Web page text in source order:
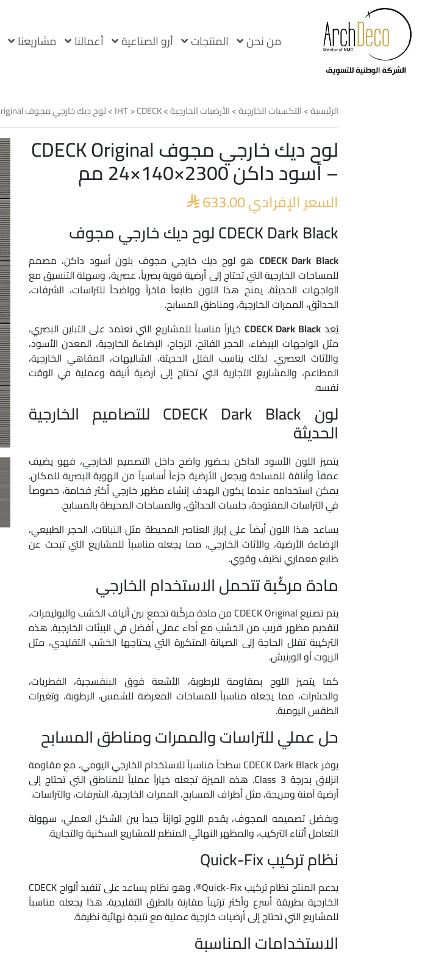
من نحن المنتجات أرو الصناعية أعمالنا مشاريعنا
الرئيسية>التكسيات الخارجية>الأرضيات الخارجية>
IHT>CDECK > لوح ديك خارجي مجوف CDECK Original – أسود داكن 2300×140×24 مم
لوح ديك خارجي مجوف CDECK Original
– أسود داكن 2300×140×24 مم
السعر الإفرادي 633.00
CDECK Dark Black لوح ديك خارجي مجوف
CDECK Dark Black هو لوح ديك خارجي مجوف بلون أسود داكن، مصمم
للمساحات الخارجية التي تحتاج إلى أرضية قوية بصرياً، عصرية، وسهلة التنسيق مع
الواجهات الحديثة. يمنح هذا اللون طابعاً فاخراً وواضحاً للتراسات، الشرفات،
الحدائق، الممرات الخارجية، ومناطق المسابح.
يُعدCDECK Dark Black خياراً مناسباً للمشاريع التي تعتمد على التباين البصري،
مثل الواجهات البيضاء، الحجر الفاتح، الزجاج، الإضاءة الخارجية، المعدن الأسود،
والأثاث العصري. لذلك يناسب الفلل الحديثة، الشاليهات، المقاهي الخارجية،
المطاعم، والمشاريع التجارية التي تحتاج إلى أرضية أنيقة وعملية في الوقت
نفسه.
لون CDECK Dark Black للتصاميم الخارجية
الحديثة
يتميز اللون الأسود الداكن بحضور واضح داخل التصميم الخارجي، فهو يضيف
عمقاً وأناقة للمساحة ويجعل الأرضية جزءاً أساسياً من الهوية البصرية للمكان.
يمكن استخدامه عندما يكون الهدف إنشاء مظهر خارجي أكثر فخامة، خصوصاً
في التراسات المفتوحة، جلسات الحدائق، والمساحات المحيطة بالمسابح.
يساعد هذا اللون أيضاً على إبراز العناصر المحيطة مثل النباتات، الحجر الطبيعي،
الإضاءة الأرضية، والأثاث الخارجي، مما يجعله مناسباً للمشاريع التي تبحث عن
طابع معماري نظيف وقوي.
مادة مركّبة تتحمل الاستخدام الخارجي
يتم تصنيع CDECK Original من مادة مركّبة تجمع بين ألياف الخشب والبوليمرات،
لتقديم مظهر قريب من الخشب مع أداء عملي أفضل في البيئات الخارجية. هذه
التركيبة تقلل الحاجة إلى الصيانة المتكررة التي يحتاجها الخشب التقليدي، مثل
الزيوت أو الورنيش.
كما يتميز اللوح بمقاومة للرطوبة، الأشعة فوق البنفسجية، الفطريات،
والحشرات، مما يجعله مناسباً للمساحات المعرضة للشمس، الرطوبة، وتغيرات
الطقس اليومية.
حل عملي للتراسات والممرات ومناطق المسابح
يوفر CDECK Dark Black سطحاً مناسباً للاستخدام الخارجي اليومي، مع مقاومة
انزلاق بدرجة Class 3. هذه الميزة تجعله خياراً عملياً للمناطق التي تحتاج إلى
أرضية آمنة ومريحة، مثل أطراف المسابح، الممرات الخارجية، الشرفات، والتراسات.
وبفضل تصميمه المجوف، يقدم اللوح توازناً جيداً بين الشكل العملي، سهولة
التعامل أثناء التركيب، والمظهر النهائي المنظم للمشاريع السكنية والتجارية.
نظام تركيب Quick-Fix
يدعم المنتج نظام تركيب Quick-Fix®، وهو نظام يساعد على تنفيذ ألواح CDECK
الخارجية بطريقة أسرع وأكثر ترتيباً مقارنة بالطرق التقليدية. هذا يجعله مناسباً
للمشاريع التي تحتاج إلى أرضيات خارجية عملية مع نتيجة نهائية نظيفة.
الاستخدامات المناسبة